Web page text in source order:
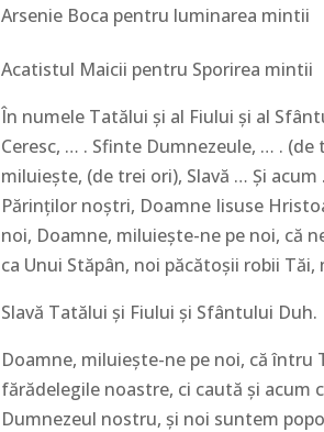
Arsenie Boca pentru luminarea mintii
Acatistul Maicii pentru Sporirea mintii
În numele Tatălui și al Fiului și al
Ceresc, … . Sfinte Dumnezeule, … .
miluiește, (de trei ori), Slavă … Și
Părinților noștri, Doamne Iisuse
noi, Doamne, miluiește-ne pe noi, că
ca Unui Stăpân, noi păcătoșii robii
Slavă Tatălui și Fiului și Sfântului Duh.
Doamne, miluiește-ne pe noi, că
fărădelegile noastre, ci caută și acum
Dumnezeul nostru, și noi suntem